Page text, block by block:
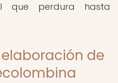
que perdura hasta
de